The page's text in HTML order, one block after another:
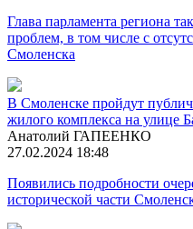
Глава парламента региона
проблем, в том числе с
Смоленска
В Смоленске пройдут
жилого комплекса на улице
Анатолий ГАПЕЕНКО
27.02.2024 18:48
Появились подробности
исторической части